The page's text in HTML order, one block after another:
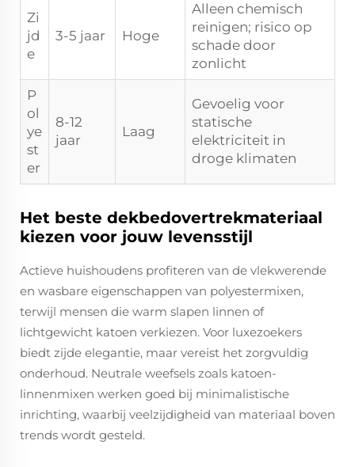
Zi
jd
e
3-5 jaar Hoge
Alleen chemisch
reinigen; risico op
schade door
zonlicht
P
ol
ye
st
er
8-12
jaar
Laag
Gevoelig voor
statische
elektriciteit in
droge klimaten
Het beste dekbedovertrekmateriaal
kiezen voor jouw levensstijl
Actieve huishoudens profiteren van de vlekwerende
en wasbare eigenschappen van polyestermixen,
terwijl mensen die warm slapen linnen of
lichtgewicht katoen verkiezen. Voor luxezoekers
biedt zijde elegantie, maar vereist het zorgvuldig
onderhoud. Neutrale weefsels zoals katoen-
linnenmixen werken goed bij minimalistische
inrichting, waarbij veelzijdigheid van materiaal boven
trends wordt gesteld.